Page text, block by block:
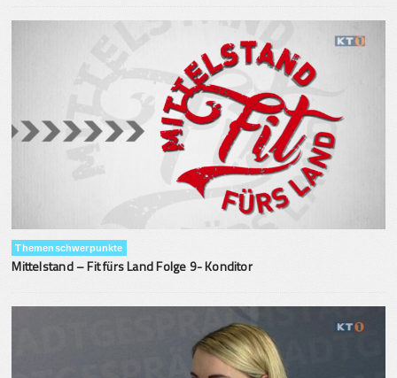
Themenschwerpunkte
Mittelstand – Fit fürs Land Folge 9- Konditor